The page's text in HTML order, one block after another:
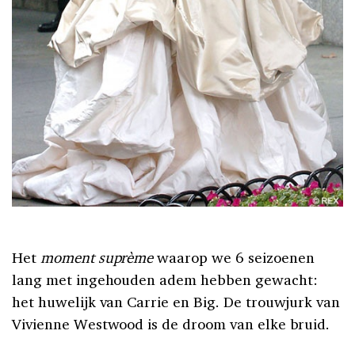
Het moment suprèmewaarop we 6 seizoenen
lang met ingehouden adem hebben gewacht:
het huwelijk van Carrie en Big. De trouwjurk van
Vivienne Westwood is de droom van elke bruid.